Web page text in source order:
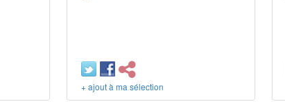
+ ajout à ma sélection